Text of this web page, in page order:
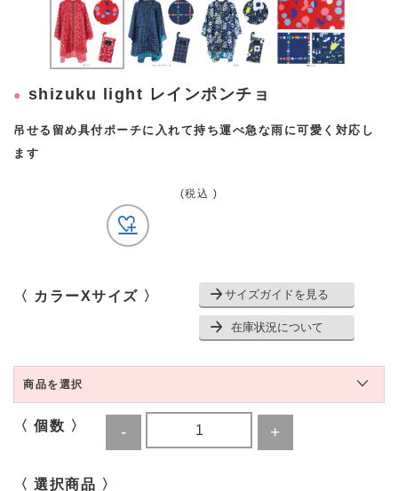
shizuku light レインポンチョ
吊せる留め具付ポーチに入れて持ち運べ急な雨に可愛く対応し
ます
(税込 )
〈 カラーXサイズ 〉 サイズガイドを見る
在庫状況について
商品を選択
〈 個数 〉
〈 選択商品 〉